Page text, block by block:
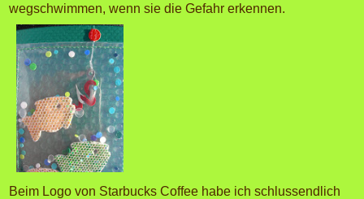
wegschwimmen, wenn sie die Gefahr erkennen.
Beim Logo von Starbucks Coffee habe ich schlussendlich